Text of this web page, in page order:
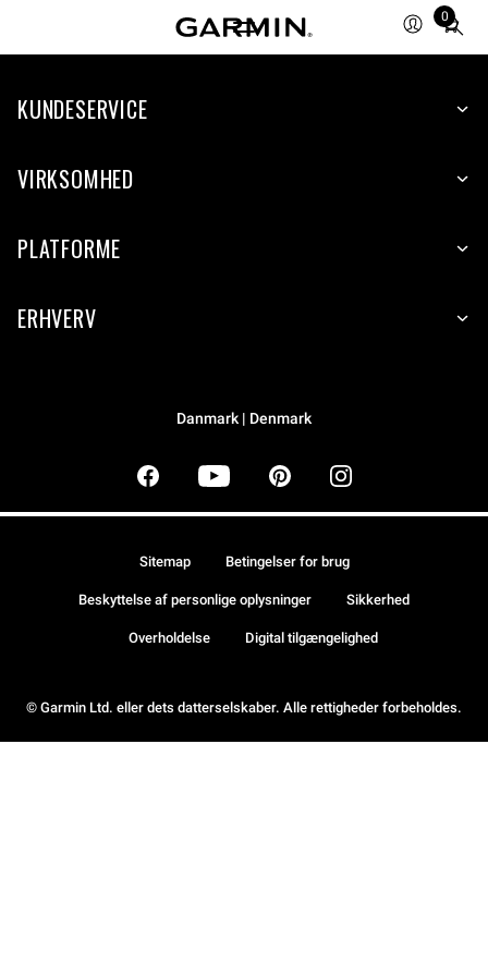
0
Total
items
cart:
KUNDESERVICE
VIRKSOMHED
PLATFORME
ERHVERV
Danmark | Denmark
© Garmin Ltd. eller dets datterselskaber. Alle rettigheder forbeholdes.
Sitemap Betingelser for brug
Beskyttelse af personlige oplysninger Sikkerhed
Overholdelse Digital tilgængelighed